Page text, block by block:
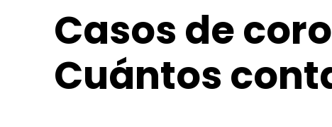
Casos de
Cuántos